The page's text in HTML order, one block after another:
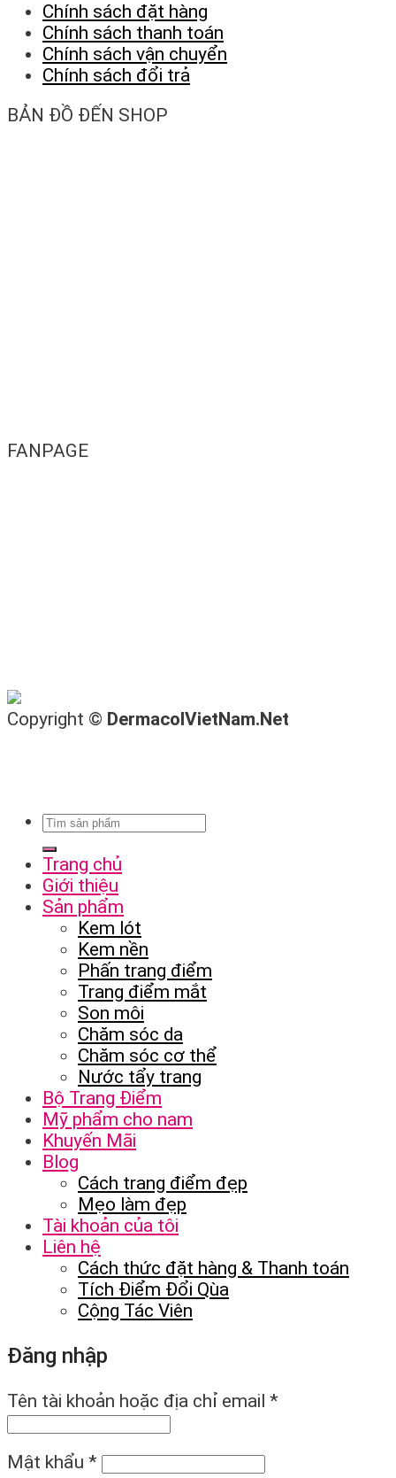
Chính sách đặt hàng
Chính sách thanh toán
Chính sách vận chuyển
Chính sách đổi trả
BẢN ĐỒ ĐẾN SHOP
FANPAGE
Copyright © DermacolVietNam.Net
Trang chủ
Giới thiệu
Sản phẩm
Kem lót
Kem nền
Phấn trang điểm
Trang điểm mắt
Son môi
Chăm sóc da
Chăm sóc cơ thể
Nước tẩy trang
Bộ Trang Điểm
Mỹ phẩm cho nam
Khuyến Mãi
Blog
Cách trang điểm đẹp
Mẹo làm đẹp
Tài khoản của tôi
Liên hệ
Cách thức đặt hàng & Thanh toán
Tích Điểm Đổi Qùa
Cộng Tác Viên
Đăng nhập
Tên tài khoản hoặc địa chỉ email *
Mật khẩu *